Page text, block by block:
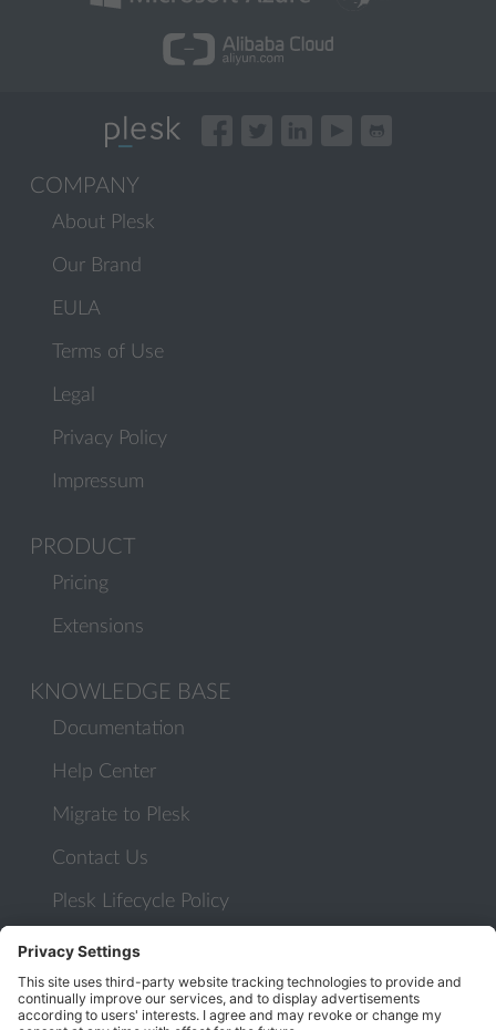
COMPANY
About Plesk
Our Brand
EULA
Terms of Use
Legal
Privacy Policy
Impressum
PRODUCT
Pricing
Extensions
KNOWLEDGE BASE
Documentation
Help Center
Migrate to Plesk
Contact Us
Plesk Lifecycle Policy
PROGRAMS
Contributor Program